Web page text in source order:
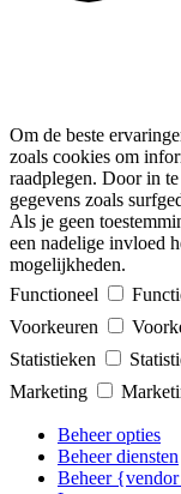
Om de beste
zoals cookies om
raadplegen. Door in
gegevens zoals
Als je geen
een nadelige invloed
mogelijkheden.
Functioneel
Voorkeuren
Statistieken
Marketing
Beheer opties
Beheer diensten
Beheer